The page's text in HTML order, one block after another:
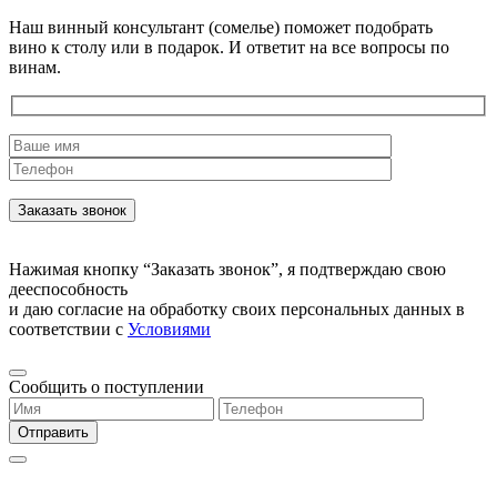
Наш винный консультант (сомелье) поможет подобрать
вино к столу или в подарок. И ответит на все вопросы по
винам.
Нажимая кнопку “Заказать звонок”, я подтверждаю свою
дееспособность
и даю согласие на обработку своих персональных данных в
соответствии с Условиями
Сообщить о поступлении